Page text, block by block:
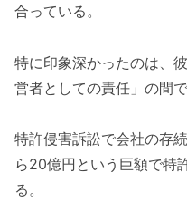
合っている。
特に印象深かったのは、
営者としての責任」の間
特許侵害訴訟で会社の存
ら20億円という巨額で特
る。